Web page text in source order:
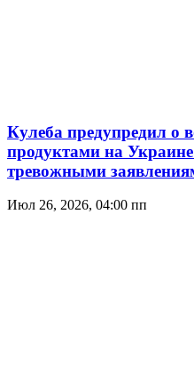
Кулеба предупредил о
продуктами на
тревожными
Июл 26, 2026, 04:00 пп